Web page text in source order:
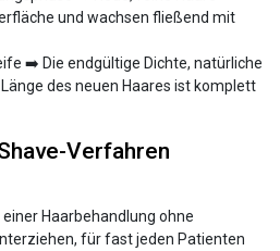
und wachsen fließend mit
➡️ Die endgültige Dichte, natürliche
des neuen Haares ist komplett
Verfahren
Haarbehandlung ohne
für fast jeden Patienten